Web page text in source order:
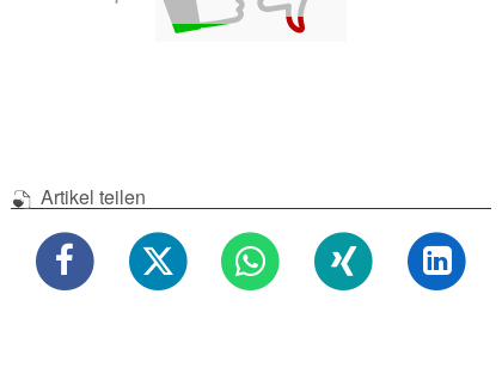
Artikel teilen